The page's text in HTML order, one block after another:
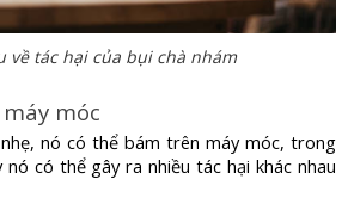
về tác hại của bụi chà nhám
móc
nó có thể bám trên máy móc, trong
có thể gây ra nhiều tác hại khác nhau